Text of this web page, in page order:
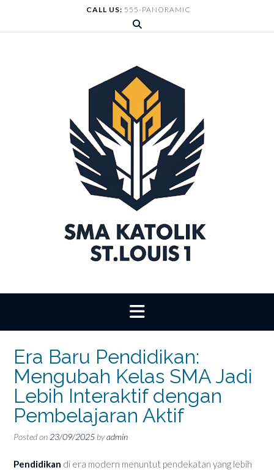
content
CALL US: 555-PANORAMIC
Era Baru Pendidikan:
Mengubah Kelas SMA Jadi
Lebih Interaktif dengan
Pembelajaran Aktif
Posted on 23/09/2025 byadmin
Pendidikan di era modern menuntut pendekatan yang lebih